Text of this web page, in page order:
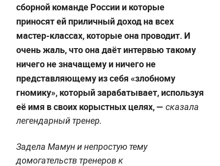
сборной команде России и которые
приносят ей приличный доход на всех
мастер-классах, которые она проводит. И
очень жаль, что она даёт интервью такому
ничего не значащему и ничего не
представляющему из себя «злобному
гномику», который зарабатывает, используя
её имя в своих корыстных целях, — сказала
легендарный тренер.
Задела Мамун и непростую тему
домогательств тренеров к